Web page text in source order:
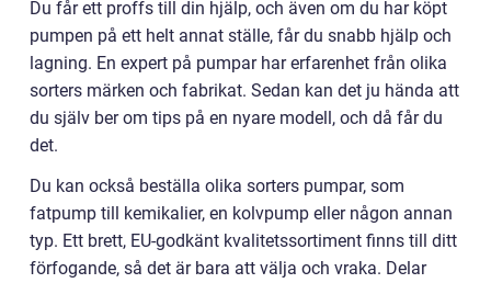
Du får ett proffs till din hjälp, och även om du har köpt
pumpen på ett helt annat ställe, får du snabb hjälp och
lagning. En expert på pumpar har erfarenhet från olika
sorters märken och fabrikat. Sedan kan det ju hända att
du själv ber om tips på en nyare modell, och då får du
det.
Du kan också beställa olika sorters pumpar, som
fatpump till kemikalier, en kolvpump eller någon annan
typ. Ett brett, EU-godkänt kvalitetssortiment finns till ditt
förfogande, så det är bara att välja och vraka. Delar